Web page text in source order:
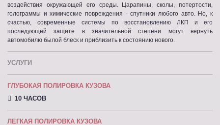
воздействия окружающей его среды. Царапины, сколы, потертости,
голограммы и химические повреждения - спутники любого авто. Но, к
счастью, современные системы по восстановлению ЛКП и его
последующей защите в значительной степени могут вернуть
автомобилю былой блеск и приблизить к состоянию нового.
УСЛУГИ
ГЛУБОКАЯ ПОЛИРОВКА КУЗОВА
10 ЧАСОВ
ЛЕГКАЯ ПОЛИРОВКА КУЗОВА